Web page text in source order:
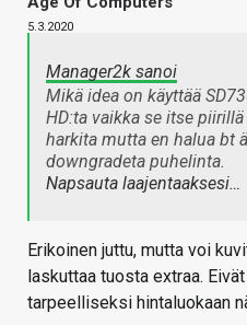
5.3.2020
Manager2k sanoi
Mikä idea on käyttää
HD:ta vaikka se itse
harkita mutta en halua bt
downgradeta puhelinta.
Napsauta laajentaaksesi…
Erikoinen juttu, mutta voi
laskuttaa tuosta extraa.
tarpeelliseksi hintaluokaan